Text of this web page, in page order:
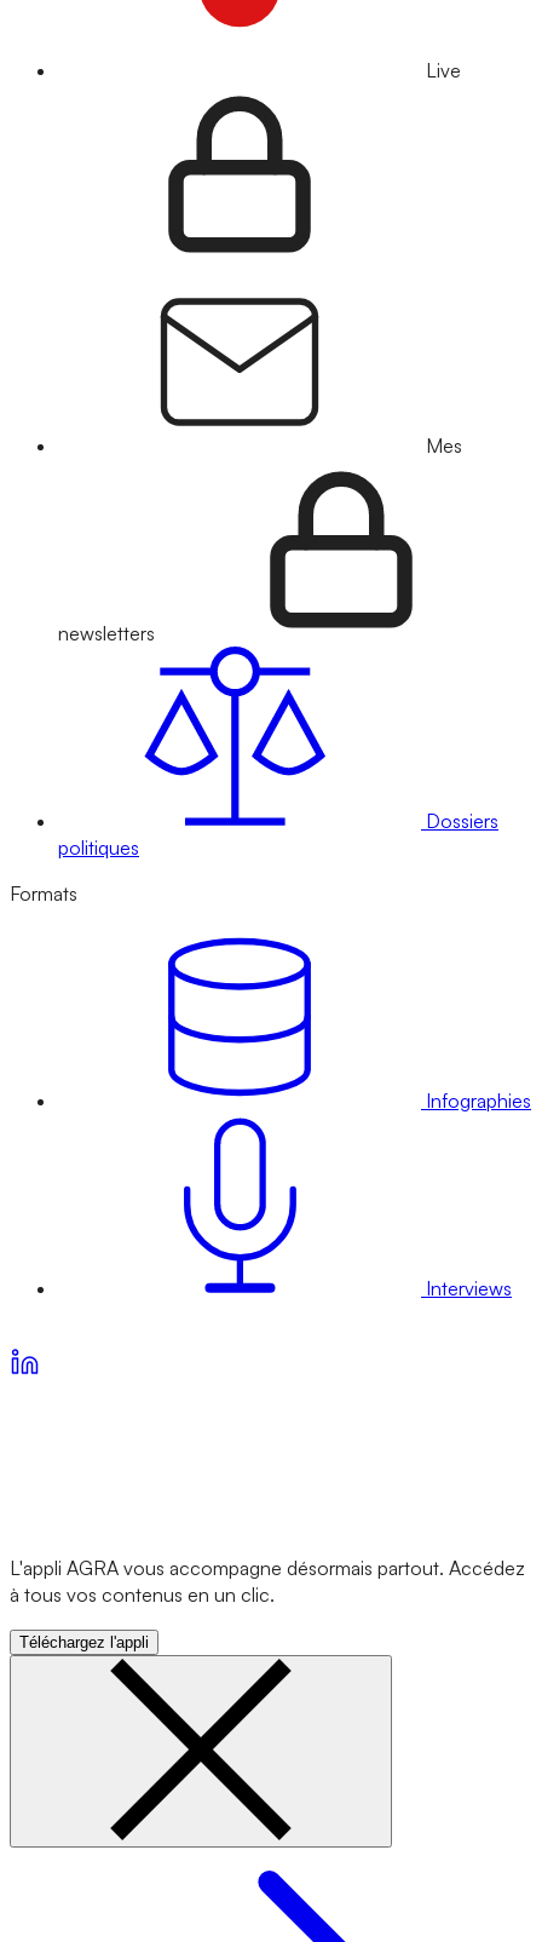
Live
Mes
newsletters
Dossiers
politiques
Formats
Infographies
Interviews
L'appli AGRA vous accompagne désormais partout. Accédez
à tous vos contenus en un clic.
Téléchargez l'appli